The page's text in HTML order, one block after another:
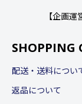
【企画運
SHOPPING
配送・送料につい
返品について